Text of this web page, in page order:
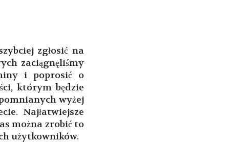
zgłosić na
zaciągnęliśmy
i poprosić o
którym będzie
wyżej
Najłatwiejsze
można zrobić to
użytkowników.